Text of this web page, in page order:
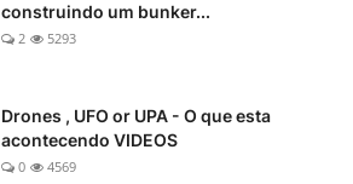
construindo um bunker...
2 5293
Drones , UFO or UPA - O que esta
acontecendo VIDEOS
0 4569